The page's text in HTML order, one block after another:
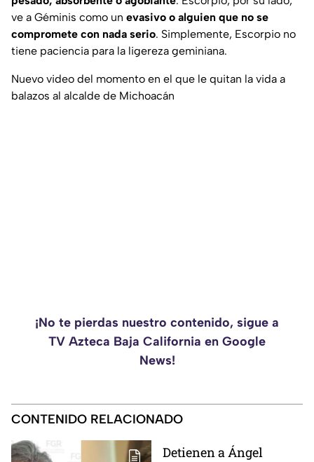
ve a Géminis como un evasivo o alguien que no se
compromete con nada serio. Simplemente, Escorpio no
tiene paciencia para la ligereza geminiana.
Nuevo video del momento en el que le quitan la vida a
balazos al alcalde de Michoacán
¡No te pierdas nuestro contenido, sigue a
TV Azteca Baja California en Google
News!
CONTENIDO RELACIONADO
Detienen a Ángel